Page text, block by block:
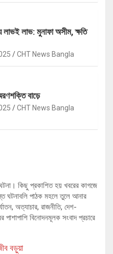
লাভ: মুনাফা অসীম, ক্ষতি
CHT News Bangla
বাড়ে
CHT News Bangla
ঘটনা। কিছু প্রকাশিত হয় খবরের কাগজে
ঘটনাবলি পাঠক মহলে তুলে আনার
অত্যাচার, রাজনীতি, দেশ-
পাশাপাশি বিনোদনমূলক সংবাদ প্রচারে
বড়ুয়া